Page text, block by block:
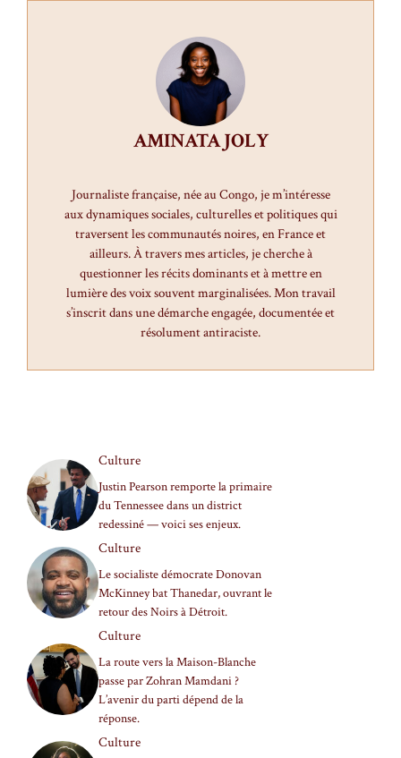
AMINATA JOLY
Journaliste française, née au Congo, je m’intéresse
aux dynamiques sociales, culturelles et politiques qui
traversent les communautés noires, en France et
ailleurs. À travers mes articles, je cherche à
questionner les récits dominants et à mettre en
lumière des voix souvent marginalisées. Mon travail
s’inscrit dans une démarche engagée, documentée et
résolument antiraciste.
Culture
Justin Pearson remporte la primaire
du Tennessee dans un district
redessiné — voici ses enjeux.
Culture
Le socialiste démocrate Donovan
McKinney bat Thanedar, ouvrant le
retour des Noirs à Détroit.
Culture
La route vers la Maison-Blanche
passe par Zohran Mamdani ?
L’avenir du parti dépend de la
réponse.
Culture